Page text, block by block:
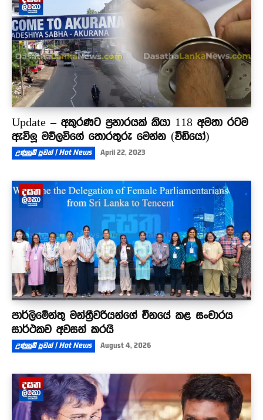
Update – අකුරණට ප්‍රහාරයක් කියා 118 අමතා රටම
ඇවිලූ මව්ලවිගේ තොරතුරු මෙන්න (වීඩියෝ)
උණුසුම් පුවත් | Hot News April 22, 2023
පාර්ලිමේන්තු මන්ත්‍රීවරියන්ගේ චීනයේ කළ සංචාරය
සාර්ථකව අවසන් කරයි
උණුසුම් පුවත් | Hot News August 4, 2026